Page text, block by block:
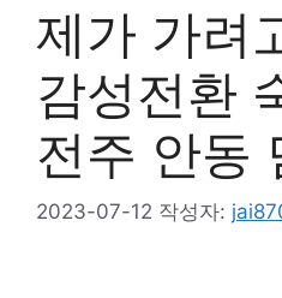
제가 가려
감성전환
전주 안동
2023-07-12 작성자: